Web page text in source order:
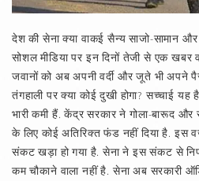
देश की सेना क्या वाकई सैन्य साजो-सामान
सोशल मीडिया पर इन दिनों तेजी से एक खबर
जवानों को अब अपनी वर्दी और जूते भी अपने
तंगहाली पर क्या कोई दुखी होगा? सच्चाई यह
भारी कमी हैं. केंद्र सरकार ने गोला-बारूद और
के लिए कोई अतिरिक्त फंड नहीं दिया है.
संकट खड़ा हो गया है. सेना ने इस संकट से
कम चौकाने वाला नहीं है. सेना अब सरकारी